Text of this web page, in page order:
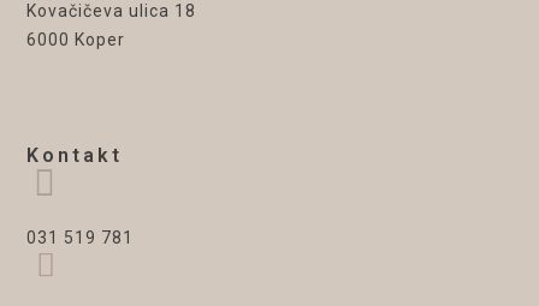
Kovačičeva ulica 18
6000 Koper
Kontakt
031 519 781